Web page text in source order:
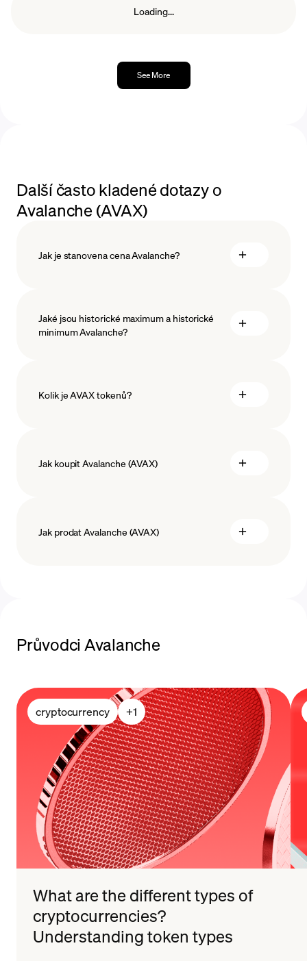
Loading...
See More
Další často kladené dotazy o
Avalanche (AVAX)
Jak je stanovena cena Avalanche?
blockchainové technologie
Jaké jsou historické maximum a historické
minimum Avalanche?
Kolik je AVAX tokenů?
Jak koupit Avalanche (AVAX)
Jak prodat Avalanche (AVAX)
Průvodci Avalanche
cryptocurrency +1
What are the different types of
cryptocurrencies?
Understanding token types